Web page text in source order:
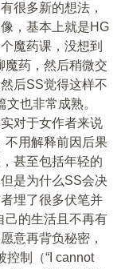
很多新的想法，
，基本上就是HG
魔药课，没想到
魔药，然后稍微交
后SS觉得这样不
也非常成熟。
对于女作者来说
不用解释前因后果
甚至包括年轻的
是为什么SS会决
埋了很多伏笔并
己的生活且不再有
意再背负秘密，
控制（“I cannot